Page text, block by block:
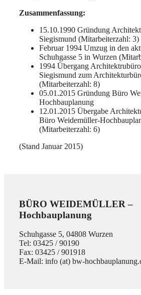
Zusammenfassung:
15.10.1990 Gründung
Siegismund (Mitarbeiterzahl: 3)
Februar 1994 Umzug in den
Schuhgasse 5 in Wurzen
1994 Übergang
Siegismund zum
(Mitarbeiterzahl: 8)
05.01.2015 Gründung Büro
Hochbauplanung
12.01.2015 Übergabe
Büro Weidemüller-
(Mitarbeiterzahl: 6)
(Stand Januar 2015)
BÜRO WEIDEMÜLLER –
Hochbauplanung
Schuhgasse 5, 04808 Wurzen
Tel: 03425 / 90190
Fax: 03425 / 901918
E-Mail: info (at) bw-